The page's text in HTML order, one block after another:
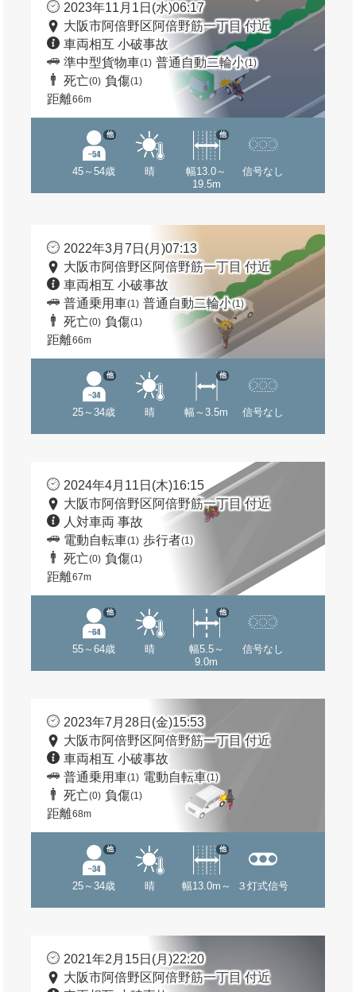
2023年11月1日(水)06:17
大阪市阿倍野区阿倍野筋一丁目 付近
車両相互 小破事故
準中型貨物車(1) 普通自動二輪小(1)
死亡(0) 負傷(1)
距離66m
45～54歳
他
晴
幅13.0～
19.5m
他
信号なし
2022年3月7日(月)07:13
大阪市阿倍野区阿倍野筋一丁目 付近
車両相互 小破事故
普通乗用車(1) 普通自動二輪小(1)
死亡(0) 負傷(1)
距離66m
25～34歳
他
晴 幅～3.5m
他
信号なし
2024年4月11日(木)16:15
大阪市阿倍野区阿倍野筋一丁目 付近
人対車両 事故
電動自転車(1) 歩行者(1)
死亡(0) 負傷(1)
距離67m
55～64歳
他
晴
幅5.5～
9.0m
他
信号なし
2023年7月28日(金)15:53
大阪市阿倍野区阿倍野筋一丁目 付近
車両相互 小破事故
普通乗用車(1) 電動自転車(1)
死亡(0) 負傷(1)
距離68m
25～34歳
他
晴 幅13.0m～
他
３灯式信号
2021年2月15日(月)22:20
大阪市阿倍野区阿倍野筋一丁目 付近